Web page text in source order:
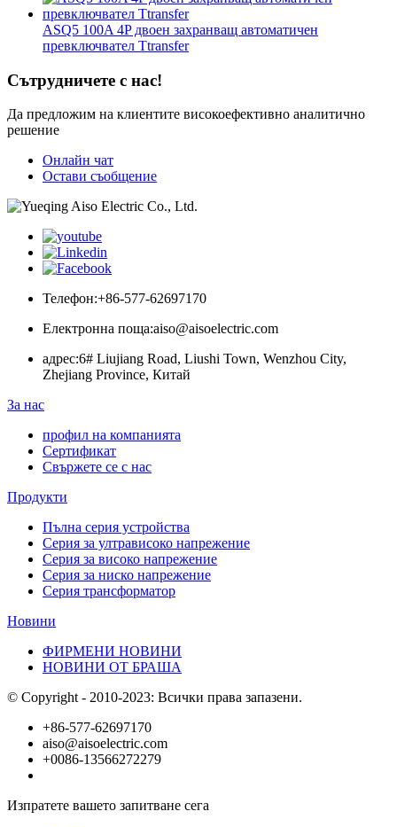
ASQ5 100A 4P двоен захранващ автоматичен
превключвател Ttransfer
Сътрудничете с нас!
Да предложим на клиентите високоефективно аналитично
решение
Онлайн чат
Остави съобщение
Телефон:+86-577-62697170
Електронна поща:aiso@aisoelectric.com
адрес:6# Liujiang Road, Liushi Town, Wenzhou City,
Zhejiang Province, Китай
За нас
профил на компанията
Сертификат
Свържете се с нас
Продукти
Пълна серия устройства
Серия за ултрависоко напрежение
Серия за високо напрежение
Серия за ниско напрежение
Серия трансформатор
Новини
ФИРМЕНИ НОВИНИ
НОВИНИ ОТ БРАША
© Copyright - 2010-2023: Всички права запазени.
+86-577-62697170
aiso@aisoelectric.com
+0086-13566272279
Изпратете вашето запитване сега